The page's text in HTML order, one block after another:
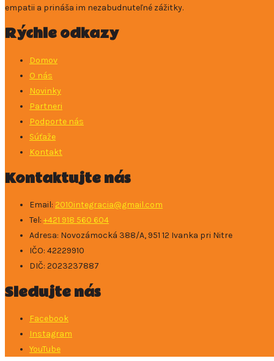
empatii a prináša im nezabudnuteľné zážitky.
Rýchle odkazy
Domov
O nás
Novinky
Partneri
Podporte nás
Súťaže
Kontakt
Kontaktujte nás
Email: 2010integracia@gmail.com
Tel: +421 918 560 604
Adresa: ​Novozámocká 388/A, 951 12 Ivanka pri Nitre
IČO: 42229910
DIČ: 2023237887
Sledujte nás
Facebook
Instagram
YouTube